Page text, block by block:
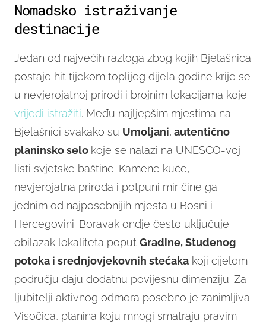
Nomadsko istraživanje
destinacije
Jedan od najvećih razloga zbog kojih Bjelašnica
postaje hit tijekom toplijeg dijela godine krije se
u nevjerojatnoj prirodi i brojnim lokacijama koje
vrijedi istražiti. Među najljepšim mjestima na
Bjelašnici svakako su Umoljani, autentično
planinsko selo koje se nalazi na UNESCO-voj
listi svjetske baštine. Kamene kuće,
nevjerojatna priroda i potpuni mir čine ga
jednim od najposebnijih mjesta u Bosni i
Hercegovini. Boravak ondje često uključuje
obilazak lokaliteta poput Gradine, Studenog
potoka i srednjovjekovnih stećaka koji cijelom
području daju dodatnu povijesnu dimenziju. Za
ljubitelji aktivnog odmora posebno je zanimljiva
Visočica, planina koju mnogi smatraju pravim